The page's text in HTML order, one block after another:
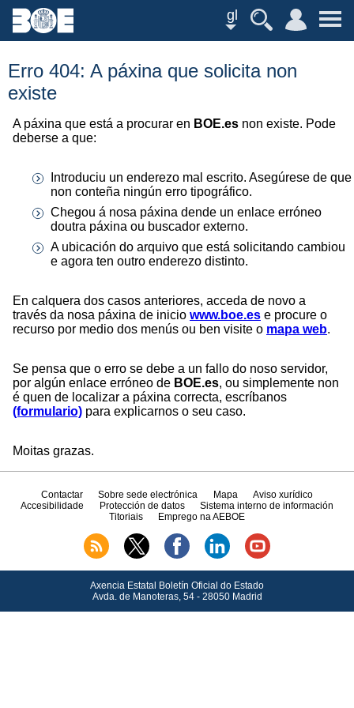
gl
Erro 404: A páxina que solicita non
existe
A páxina que está a procurar en BOE.es non existe. Pode
deberse a que:
Introduciu un enderezo mal escrito. Asegúrese de que
non conteña ningún erro tipográfico.
Chegou á nosa páxina dende un enlace erróneo
doutra páxina ou buscador externo.
A ubicación do arquivo que está solicitando cambiou
e agora ten outro enderezo distinto.
En calquera dos casos anteriores, acceda de novo a
través da nosa páxina de inicio www.boe.es e procure o
recurso por medio dos menús ou ben visite o mapa web.
Se pensa que o erro se debe a un fallo do noso servidor,
por algún enlace erróneo de BOE.es, ou simplemente non
é quen de localizar a páxina correcta, escríbanos
(formulario) para explicarnos o seu caso.
Moitas grazas.
Contactar Sobre sede electrónica Mapa
Aviso xurídico
Accesibilidade
Protección de datos
Sistema interno de información
Titoriais
Emprego na AEBOE
Axencia Estatal Boletín Oficial do Estado
Avda.de Manoteras, 54 - 28050 Madrid